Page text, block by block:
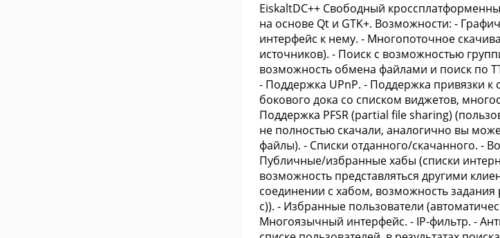
EiskaltDC++ Свободный
на основе Qt и GTK+. Возможности: -
интерфейс к нему. - Многопоточное
источников). - Поиск с возможностью
возможность обмена файлами и поиск по
- Поддержка UPnP. - Поддержка привязки к
бокового дока со списком виджетов,
Поддержка PFSR (partial file sharing)
не полностью скачали, аналогично вы
файлы). - Списки отданного/скачанного. -
Публичные/избранные хабы (списки
возможность представляться другими
соединении с хабом, возможность
с)). - Избранные пользователи
Многоязычный интерфейс. - IP-фильтр. -